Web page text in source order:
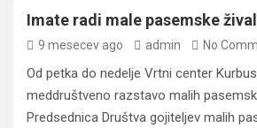
Imate radi male pasemske
9 mesecev ago admin No
Od petka do nedelje Vrtni center
meddruštveno razstavo malih
Predsednica Društva gojiteljev malih